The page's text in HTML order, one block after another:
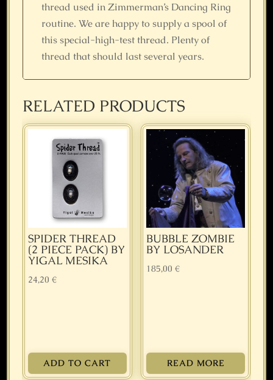
thread used in Zimmerman’s Dancing Ring
routine. We are happy to supply a spool of
this special-high-test thread. Plenty of
thread that should last several years.
RELATED PRODUCTS
SPIDER THREAD
(2 PIECE PACK) BY
YIGAL MESIKA
24,20€
ADD TO CART
BUBBLE ZOMBIE
BY LOSANDER
185,00€
READ MORE